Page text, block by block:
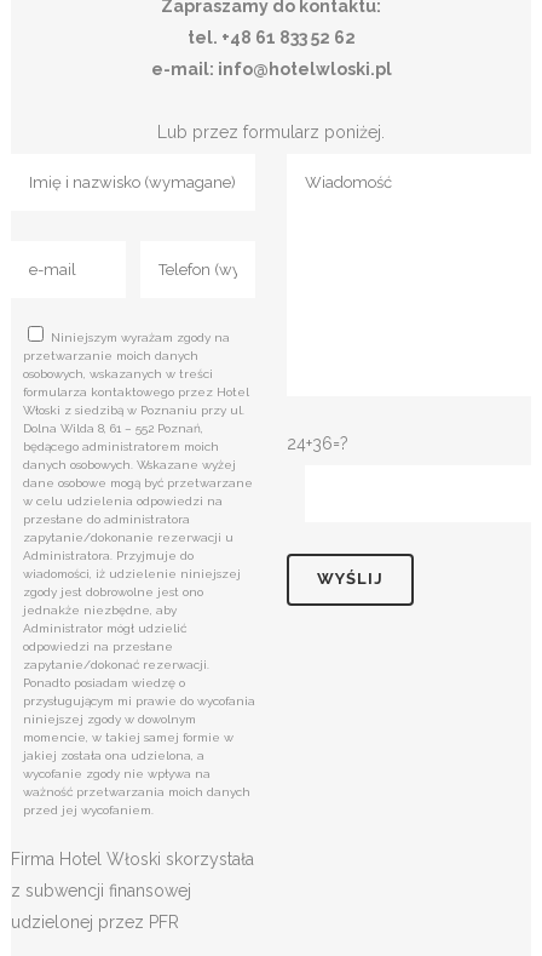
Zapraszamy do kontaktu:
tel. +48 61 833 52 62
e-mail: info@hotelwloski.pl
Lub przez formularz poniżej.
Niniejszym wyrażam zgody na
przetwarzanie moich danych
osobowych, wskazanych w treści
formularza kontaktowego przez Hotel
Włoski z siedzibą w Poznaniu przy ul.
Dolna Wilda 8, 61 – 552 Poznań,
będącego administratorem moich
danych osobowych. Wskazane wyżej
dane osobowe mogą być przetwarzane
w celu udzielenia odpowiedzi na
przesłane do administratora
zapytanie/dokonanie rezerwacji u
Administratora. Przyjmuje do
wiadomości, iż udzielenie niniejszej
zgody jest dobrowolne jest ono
jednakże niezbędne, aby
Administrator mógł udzielić
odpowiedzi na przesłane
zapytanie/dokonać rezerwacji.
Ponadto posiadam wiedzę o
przysługującym mi prawie do wycofania
niniejszej zgody w dowolnym
momencie, w takiej samej formie w
jakiej została ona udzielona, a
wycofanie zgody nie wpływa na
ważność przetwarzania moich danych
przed jej wycofaniem.
Firma Hotel Włoski skorzystała
z subwencji finansowej
udzielonej przez PFR
24+36=?